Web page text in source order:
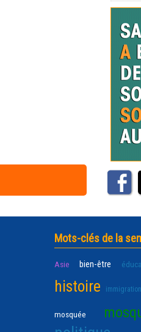
Mots-clés de la
Asie bien-être
histoire immigration
mosquée